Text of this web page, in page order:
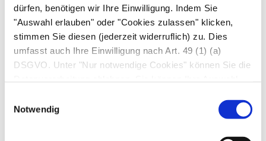
dürfen, benötigen wir Ihre Einwilligung. Indem Sie
"Auswahl erlauben" oder "Cookies zulassen" klicken,
stimmen Sie diesen (jederzeit widerruflich) zu. Dies
umfasst auch Ihre Einwilligung nach Art. 49 (1) (a)
DSGVO. Unter "Nur notwendige Cookies" können Sie die
Notwendig
Abbau der roten Blutkörperchen der gelbliche
Gallenfarbstoff Bilirubin anhäuft. Zusätzlich
besteht eineMilzvergrößerung.
Angeborene hämolytische Anämien.Am
häufigsten sind hämolytische Anämien
angeboren und zeigen sich dann bereits im
Kindesalter. Es gibt zahlreiche verschiedene
Formen, beispielsweise Enzymdefekte wie den